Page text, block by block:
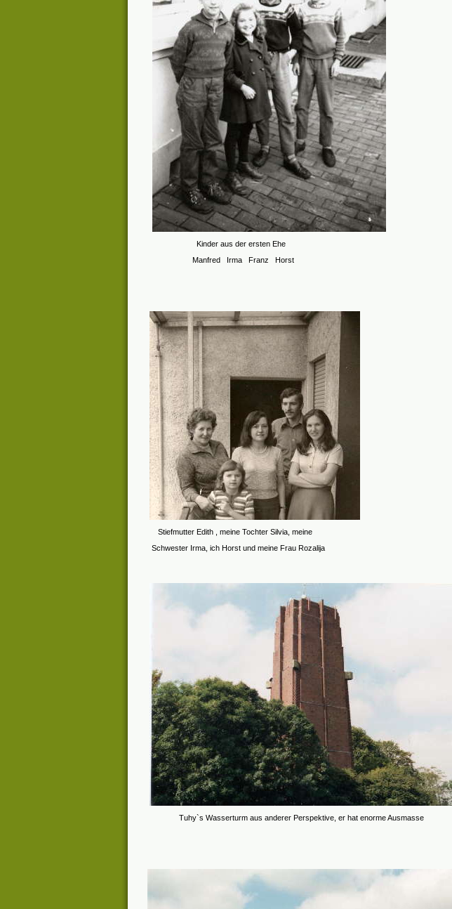
Kinder aus der ersten Ehe
Manfred Irma Franz Horst
Stiefmutter Edith , meine Tochter Silvia, meine
Schwester Irma, ich Horst und meine Frau Rozalija
Tuhy`s Wasserturm aus anderer Perspektive, er hat enorme Ausmasse